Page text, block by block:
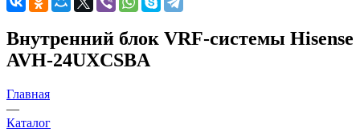
Внутренний блок VRF-системы Hisense
AVH-24UXCSBA
Главная
—
Каталог